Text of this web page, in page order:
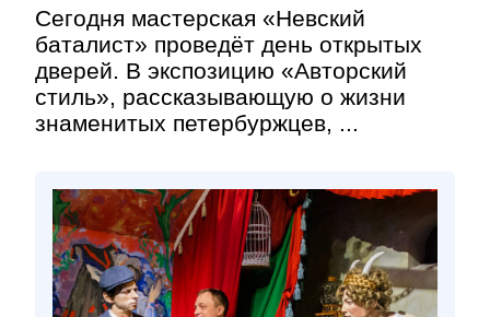
Сегодня мастерская «Невский
баталист» проведёт день открытых
дверей. В экспозицию «Авторский
стиль», рассказывающую о жизни
знаменитых петербуржцев, ...
Контакт »